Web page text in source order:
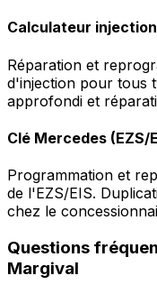
Calculateur injection
Réparation et
d'injection pour tous
approfondi et
Clé Mercedes (EZS/
Programmation et
de l'EZS/EIS.
chez le
Questions
Margival